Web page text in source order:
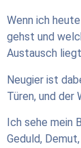
Wenn ich
gehst und
Austausch
Neugier ist
Türen, und
Ich sehe mein
Geduld,